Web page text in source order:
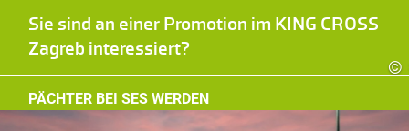
©
Sie sind an einer Promotion im KING CROSS
Zagreb interessiert?
PÄCHTER BEI SES WERDEN